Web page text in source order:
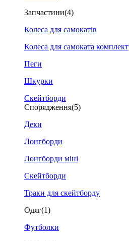
Запчастини(4)
Колеса для самокатів
Колеса для самоката комплект
Пеги
Шкурки
Скейтборди
Спорядження(5)
Деки
Лонгборди
Лонгборди міні
Скейтборди
Траки для скейтборду
Одяг(1)
Футболки